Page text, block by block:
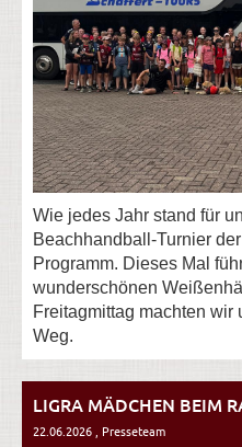
Wie jedes Jahr stand für
Beachhandball-Turnier
Programm. Dieses Mal
wunderschönen
Freitagmittag machten wir
Weg.
LIGRA MÄDCHEN BEIM
22.06.2026 , Presseteam